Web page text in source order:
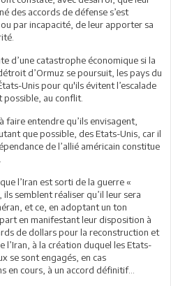
des accords de défense s’est
par incapacité, de leur apporter sa
d’une catastrophe économique si la
d’Ormuz se poursuit, les pays du
Unis pour qu'ils évitent l’escalade
au conflit.
faire entendre qu’ils envisagent,
que possible, des Etats-Unis, car il
de l’allié américain constitue
l’Iran est sorti de la guerre «
semblent réaliser qu’il leur sera
et ce, en adoptant un ton
en manifestant leur disposition à
de dollars pour la reconstruction et
à la création duquel les Etats-
se sont engagés, en cas
en cours, à un accord définitif…